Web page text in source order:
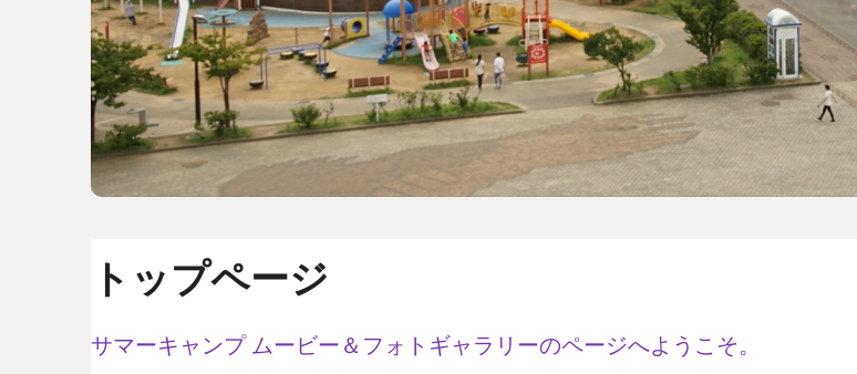
トップページ
サマーキャンプ ムービー＆フォトギャラリーのページへようこそ。